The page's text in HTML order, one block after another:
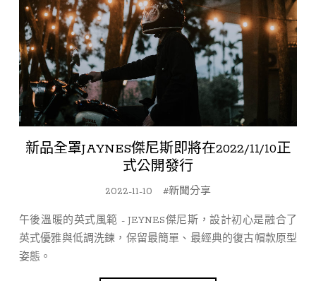
新品全罩JAYNES傑尼斯即將在2022/11/10正
式公開發行
2022-11-10 #新聞分享
午後溫暖的英式風範 - JEYNES傑尼斯，設計初心是融合了
英式優雅與低調洗鍊，保留最簡單、最經典的復古帽款原型
姿態。